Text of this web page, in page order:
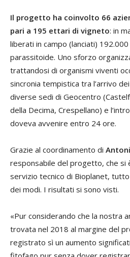
Il progetto ha coinvolto 66
pari a 195 ettari di vigneto: in
liberati in campo (lanciati)
parassitoide. Uno sforzo
trattandosi di organismi viventi
sincronia tempistica tra l’arrivo
diverse sedi di Geocentro
della Decima, Crespellano) e
doveva avvenire entro 24 ore.
Grazie al coordinamento di
responsabile del progetto, che si
servizio tecnico di Bioplanet,
dei modi. I risultati si sono visti.
«Pur considerando che la nostra
trovata nel 2018 al margine del
registrato sì un aumento